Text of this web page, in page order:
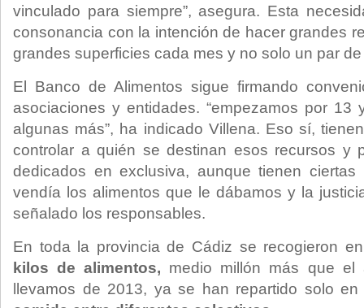
vinculado para siempre”, asegura. Esta
consonancia con la intención de hacer grandes
grandes superficies cada mes y no solo un par
El Banco de Alimentos sigue firmando
asociaciones y entidades. “empezamos por 13
algunas más”, ha indicado Villena. Eso sí,
controlar a quién se destinan esos recursos y
dedicados en exclusiva, aunque tienen ciertas
vendía los alimentos que le dábamos y la
señalado los responsables.
En toda la provincia de Cádiz se recogieron
kilos de alimentos, medio millón más que el
llevamos de 2013, ya se han repartido solo